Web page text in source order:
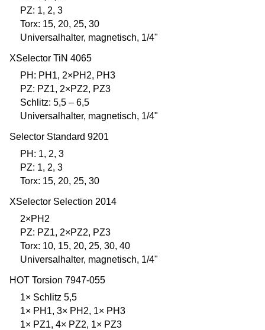
PZ: 1, 2, 3
Torx: 15, 20, 25, 30
Universalhalter, magnetisch, 1/4"
XSelector TiN 4065
PH: PH1, 2×PH2, PH3
PZ: PZ1, 2×PZ2, PZ3
Schlitz: 5,5 – 6,5
Universalhalter, magnetisch, 1/4"
Selector Standard 9201
PH: 1, 2, 3
PZ: 1, 2, 3
Torx: 15, 20, 25, 30
XSelector Selection 2014
2×PH2
PZ: PZ1, 2×PZ2, PZ3
Torx: 10, 15, 20, 25, 30, 40
Universalhalter, magnetisch, 1/4"
HOT Torsion 7947-055
1× Schlitz 5,5
1× PH1, 3× PH2, 1× PH3
1× PZ1, 4× PZ2, 1× PZ3